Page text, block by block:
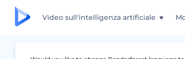
Video sull'intelligenza artificiale